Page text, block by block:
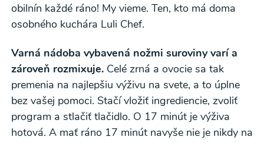
obilnín každé ráno! My vieme. Ten, kto má doma
osobného kuchára Luli Chef.
Varná nádoba vybavená nožmi suroviny varí a
zároveň rozmixuje. Celé zrná a ovocie sa tak
premenia na najlepšiu výživu na svete, a to úplne
bez vašej pomoci. Stačí vložiť ingrediencie, zvoliť
program a stlačiť tlačidlo. O 17 minút je výživa
hotová. A mať ráno 17 minút navyše nie je nikdy na
Súhlasím